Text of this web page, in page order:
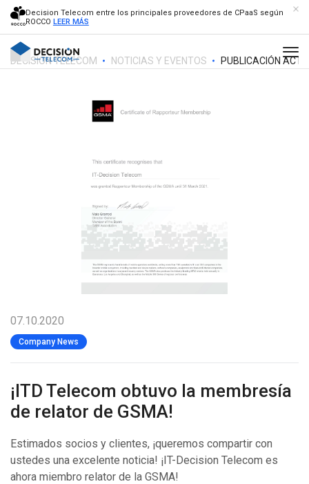
Decision Telecom entre los principales proveedores de CPaaS según
ROCCO LEER MÁS
DECISION TELECOM NOTICIAS Y EVENTOS PUBLICACIÓN
07.10.2020
Company News
¡ITD Telecom obtuvo la membresía
de relator de GSMA!
Estimados socios y clientes, ¡queremos compartir con
ustedes una excelente noticia! ¡IT-Decision Telecom es
ahora miembro relator de la GSMA!